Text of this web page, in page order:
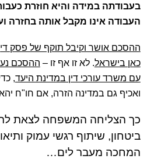
בעבודתה במידה והיא חוזרת
העבודה אינו מקבל אותה בחזרה
ההסכם אושר וקיבל תוקף של פסק
כאן בישראל. לא זו אף זו – ההסכם
עם משרד עורכי דין במדינת היעד,
ואכיף גם במדינה הזרה, אם חו"ח
כך הצליחה המשפחה לצאת
ביטחון, שיתוף רגשי עמוק
המחכה מעבר לים…